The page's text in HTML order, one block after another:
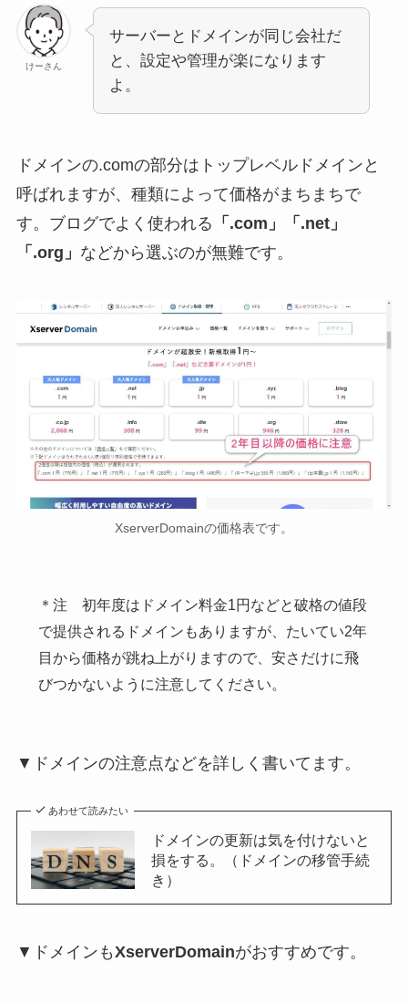
けーさん
サーバーとドメインが同じ会社だ
と、設定や管理が楽になります
よ。
ドメインの.comの部分はトップレベルドメインと
呼ばれますが、種類によって価格がまちまちで
す。ブログでよく使われる 「.com」「.net」
「.org」 などから選ぶのが無難です。
XserverDomainの価格表です。
＊注 初年度はドメイン料金1円などと破格の値段
で提供されるドメインもありますが、たいてい2年
目から価格が跳ね上がりますので、安さだけに飛
びつかないように注意してください。
▼ドメインの注意点などを詳しく書いてます。
あわせて読みたい
ドメインの更新は気を付けないと
損をする。（ドメインの移管手続
き）
▼ドメインもXserverDomainがおすすめです。